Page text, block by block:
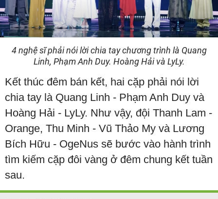
4 nghệ sĩ phải nói lời chia tay chương trình là Quang
Linh, Phạm Anh Duy. Hoàng Hải và LyLy.
Kết thúc đêm bán kết, hai cặp phải nói lời
chia tay là Quang Linh - Phạm Anh Duy và
Hoàng Hải - LyLy. Như vậy, đội Thanh Lam -
Orange, Thu Minh - Vũ Thảo My và Lương
Bích Hữu - OgeNus sẽ bước vào hành trình
tìm kiếm cặp đôi vàng ở đêm chung kết tuần
sau.